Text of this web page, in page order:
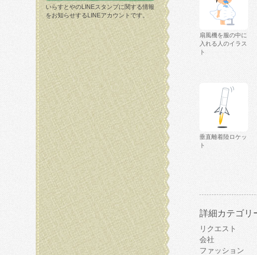
いらすとやのLINEスタンプに関する情報
をお知らせするLINEアカウントです。
扇風機を服の中に
入れる人のイラス
ト
垂直離着陸ロケッ
ト
詳細カテゴリ
リクエスト
会社
ファッション